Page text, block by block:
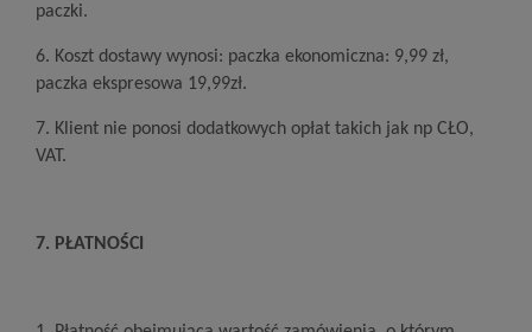
paczki.
6. Koszt dostawy wynosi: paczka ekonomiczna: 9,99 zł,
paczka ekspresowa 19,99zł.
7. Klient nie ponosi dodatkowych opłat takich jak np CŁO,
VAT.
7. PŁATNOŚCI